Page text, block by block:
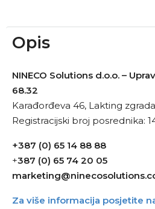
Opis
NINECO Solutions d.o.o. –
68.32
Karađorđeva 46, Lakting
Registracijski broj posrednika:
+387 (0) 65 14 88 88
+387 (0) 65 74 20 05
Za više informacija posjetite